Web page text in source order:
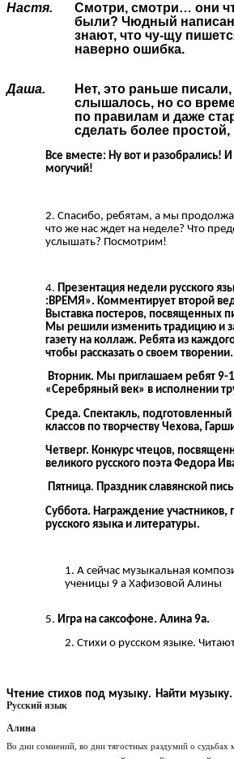
Настя.
Смотри, смотри… они
были? Чюдный
знают, что чу-щу
наверно ошибка.
Даша.
Нет, это раньше
слышалось, но со
по правилам и даже
сделать более
Все вместе: Ну вот и разобрались!
могучий!
Спасибо, ребятам, а мы
что же нас ждет на неделе? Что
услышать? Посмотрим!
Презентация недели русского
:ВРЕМЯ». Комментирует второй
Выставка постеров, посвященных
Мы решили изменить традицию и
газету на коллаж. Ребята из
чтобы рассказать о своем творении.
Вторник. Мы приглашаем ребят 9-
«Серебряный век» в исполнении
Среда. Спектакль,
классов по творчеству Чехова,
Четверг. Конкурс чтецов,
великого русского поэта Федора
Пятница. Праздник славянской
Суббота. Награждение
русского языка и литературы.
А сейчас музыкальная
ученицы 9 а Хафизовой Алины
Игра на саксофоне. Алина 9а.
Стихи о русском языке.
Чтение стихов под музыку. Найти музыку.
Русский язык
Алина
Во дни сомнений, во дни тягостных раздумий о